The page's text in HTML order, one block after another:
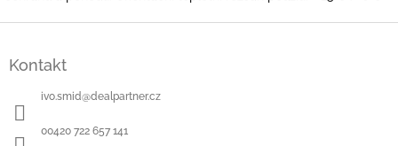
Kontakt
ivo.smid@dealpartner.cz
00420 722 657 141